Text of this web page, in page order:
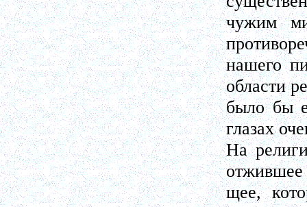
чужим
нашего
области
было бы
глазах
На
щее,